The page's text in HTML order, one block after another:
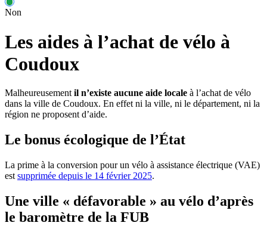
Non
Les aides à l’achat de vélo à
Coudoux
Malheureusement il n’existe aucune aide locale à l’achat de vélo
dans la ville de Coudoux. En effet ni la ville, ni le département, ni la
région ne proposent d’aide.
Le bonus écologique de l’État
La prime à la conversion pour un vélo à assistance électrique (VAE)
est supprimée depuis le 14 février 2025.
Une ville « défavorable » au vélo d’après
le baromètre de la FUB